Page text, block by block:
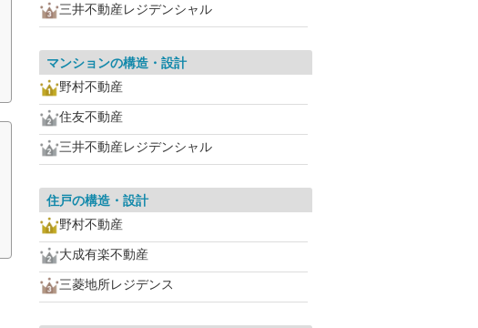
三井不動産レジデンシャル
マンションの構造・設計
野村不動産
住友不動産
三井不動産レジデンシャル
住戸の構造・設計
野村不動産
大成有楽不動産
三菱地所レジデンス